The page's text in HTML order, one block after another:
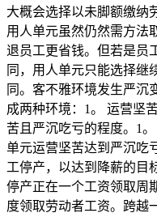
大概会选择以未脚额缴纳
用人单元虽然仍然需方法
退员工更省钱。但若是员
同，用人单元只能选择继
同。客不雅环境发生严沉
成两种环境：1。 运营坚
苦且严沉吃亏的程度。1
单元运营坚苦达到严沉吃
工停产，以达到降薪的目
停产正在一个工资领取周
度领取劳动者工资。跨越